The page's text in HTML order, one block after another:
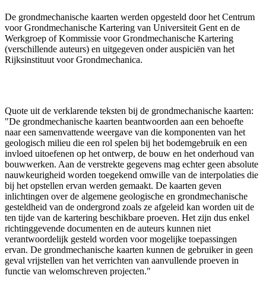
De grondmechanische kaarten werden opgesteld door het Centrum
voor Grondmechanische Kartering van Universiteit Gent en de
Werkgroep of Kommissie voor Grondmechanische Kartering
(verschillende auteurs) en uitgegeven onder auspiciën van het
Rijksinstituut voor Grondmechanica.
Quote uit de verklarende teksten bij de grondmechanische kaarten:
"De grondmechanische kaarten beantwoorden aan een behoefte
naar een samenvattende weergave van die komponenten van het
geologisch milieu die een rol spelen bij het bodemgebruik en een
invloed uitoefenen op het ontwerp, de bouw en het onderhoud van
bouwwerken. Aan de verstrekte gegevens mag echter geen absolute
nauwkeurigheid worden toegekend omwille van de interpolaties die
bij het opstellen ervan werden gemaakt. De kaarten geven
inlichtingen over de algemene geologische en grondmechanische
gesteldheid van de ondergrond zoals ze afgeleid kan worden uit de
ten tijde van de kartering beschikbare proeven. Het zijn dus enkel
richtinggevende documenten en de auteurs kunnen niet
verantwoordelijk gesteld worden voor mogelijke toepassingen
ervan. De grondmechanische kaarten kunnen de gebruiker in geen
geval vrijstellen van het verrichten van aanvullende proeven in
functie van welomschreven projecten."